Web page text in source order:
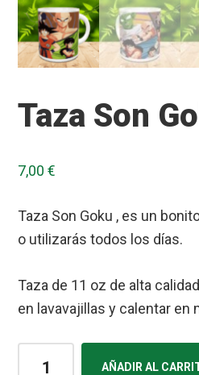
Taza Son
7,00€
Taza Son Goku , es un
o utilizarás todos los días.
Taza de 11 oz de alta
en lavavajillas y calentar en
AÑADIR AL